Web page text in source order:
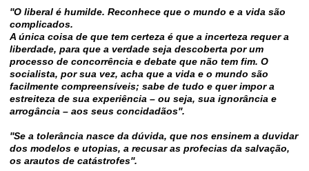
''O liberal é humilde. Reconhece que o mundo e a vida são
complicados.
A única coisa de que tem certeza é que a incerteza requer a
liberdade, para que a verdade seja descoberta por um
processo de concorrência e debate que não tem fim. O
socialista, por sua vez, acha que a vida e o mundo são
facilmente compreensíveis; sabe de tudo e quer impor a
estreiteza de sua experiência – ou seja, sua ignorância e
arrogância – aos seus concidadãos''.
''Se a tolerância nasce da dúvida, que nos ensinem a duvidar
dos modelos e utopias, a recusar as profecias da salvação,
os arautos de catástrofes''.